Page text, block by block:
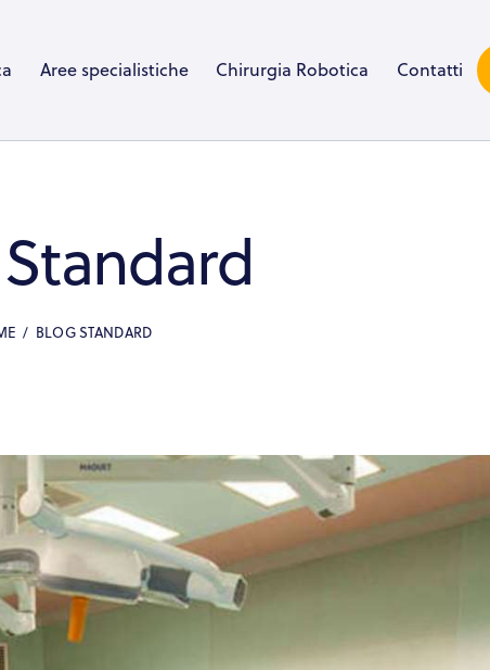
Aree specialistiche Chirurgia Robotica Contatti
BLOG STANDARD